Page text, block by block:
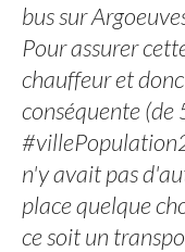
bus sur
Pour assurer
chauffeur et
conséquente
n'y avait pas
place quelque
ce soit un